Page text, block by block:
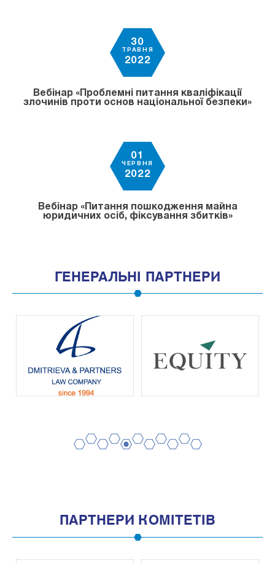
30
ТРАВНЯ
2022
Вебінар «Проблемні питання кваліфікації
злочинів проти основ національної безпеки»
01
ЧЕРВНЯ
2022
Вебінар «Питання пошкодження майна
юридичних осіб, фіксування збитків»
ГЕНЕРАЛЬНІ ПАРТНЕРИ
ПАРТНЕРИ КОМІТЕТІВ